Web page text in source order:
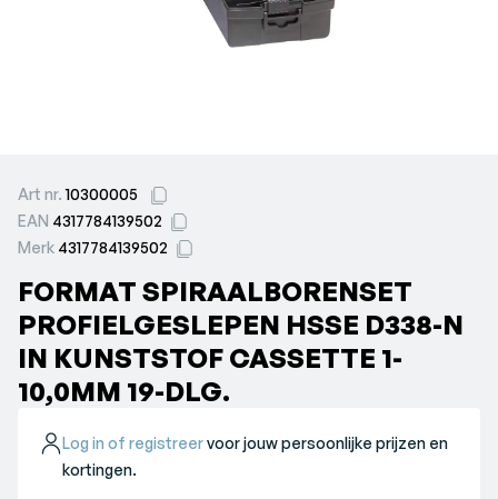
Art nr.10300005
EAN 4317784139502
Merk 4317784139502
FORMAT SPIRAALBORENSET
PROFIELGESLEPEN HSSE D338-N
IN KUNSTSTOF CASSETTE 1-
10,0MM 19-DLG.
Log in of registreervoor jouw persoonlijke prijzen en
kortingen.